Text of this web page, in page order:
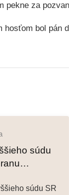
pekne za
hosťom bol pán
súdu
súdu SR